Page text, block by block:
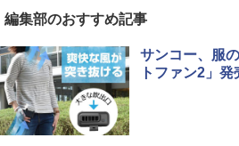
編集部のおすすめ記事
サンコー、服
トファン2」発